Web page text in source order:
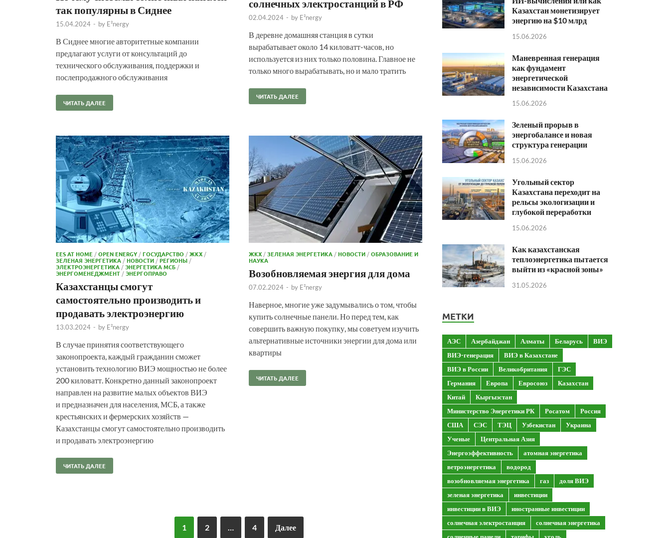
так популярны в Сиднее
15.04.2024 - by E²nergy
В Сиднее многие авторитетные компании
предлагают услуги от консультаций до
технического обслуживания, поддержки и
послепродажного обслуживания
ЧИТАТЬ ДАЛЕЕ
солнечных электростанций в РФ
02.04.2024 - by E²nergy
В деревне домашняя станция в сутки
вырабатывает около 14 киловатт-часов, но
используется из них только половина. Главное не
только много вырабатывать, но и мало тратить
ЧИТАТЬ ДАЛЕЕ
EES AT HOME /OPEN ENERGY /ГОСУДАРСТВО /ЖКХ /
ЗЕЛЕНАЯ ЭНЕРГЕТИКА /НОВОСТИ /РЕГИОНЫ /
ЭЛЕКТРОЭНЕРГЕТИКА /ЭНЕРГЕТИКА МСБ /
ЭНЕРГОМЕНЕДЖМЕНТ /ЭНЕРГОПРАВО
Казахстанцы смогут
самостоятельно производить и
продавать электроэнергию
13.03.2024 - by E²nergy
В случае принятия соответствующего
законопроекта, каждый гражданин сможет
установить технологию ВИЭ мощностью не более
200 киловатт. Конкретно данный законопроект
направлен на развитие малых объектов ВИЭ
и предназначен для населения, МСБ, а также
крестьянских и фермерских хозяйств —
Казахстанцы смогут самостоятельно производить
и продавать электроэнергию
ЧИТАТЬ ДАЛЕЕ
ЖКХ /ЗЕЛЕНАЯ ЭНЕРГЕТИКА /НОВОСТИ /ОБРАЗОВАНИЕ И
НАУКА
Возобновляемая энергия для дома
07.02.2024 - by E²nergy
Наверное, многие уже задумывались о том, чтобы
купить солнечные панели. Но перед тем, как
совершить важную покупку, мы советуем изучить
альтернативные источники энергии для дома или
квартиры
ЧИТАТЬ ДАЛЕЕ
1 2 4 Далее
Казахстан монетизирует
энергию на $10 млрд
15.06.2026
Маневренная генерация
как фундамент
энергетической
независимости Казахстана
15.06.2026
Зеленый прорыв в
энергобалансе и новая
структура генерации
15.06.2026
Угольный сектор
Казахстана переходит на
рельсы экологизации и
глубокой переработки
15.06.2026
Как казахстанская
теплоэнергетика пытается
выйти из «красной зоны»
31.05.2026
МЕТКИ
АЭС Азербайджан Алматы Беларусь
ВИЭ
ВИЭ-генерация
ВИЭ в Казахстане
ВИЭ в России
Великобритания
ГЭС
Германия
Европа Евросоюз
Казахстан
Китай
Кыргызстан
Министерство Энергетики РК
Росатом
Россия
США
СЭС ТЭЦ Узбекистан
Украина
Ученые
Центральная Азия
Энергоэффективность
атомная энергетика
ветроэнергетика
водород
возобновляемая энергетика
газ
доля ВИЭ
зеленая энергетика
инвестиции
инвестиции в ВИЭ
иностранные инвестиции
солнечная электростанция
солнечная энергетика
солнечные панели
тарифы уголь